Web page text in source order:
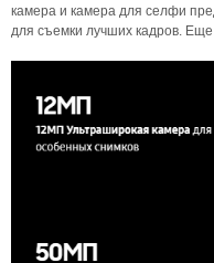
камера и камера для селфи
для съемки лучших кадров.